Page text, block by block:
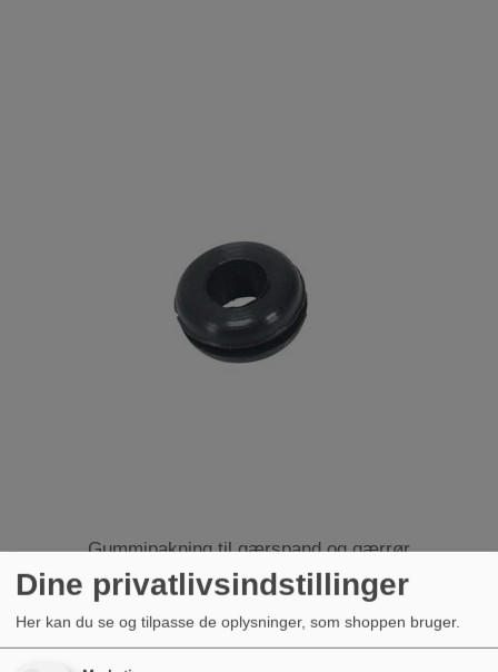
Gummipakning til gærspand og gærrør
6,00 kr.
Dine privatlivsindstillinger
Her kan du se og tilpasse de oplysninger, som shoppen bruger.